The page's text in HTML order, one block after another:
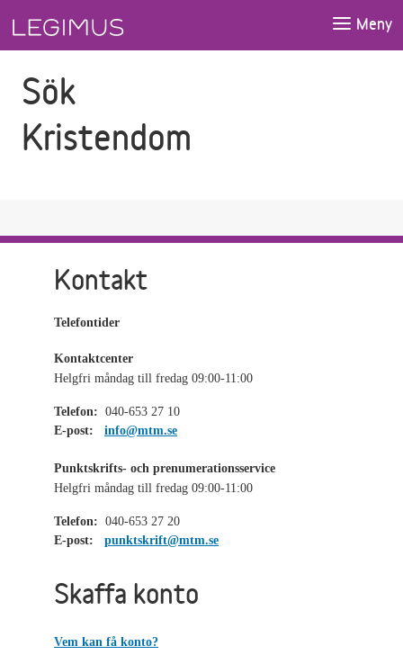
Meny
Sök
Kristendom
Kontakt
Telefontider
Kontaktcenter
Helgfri måndag till fredag 09:00-11:00
Telefon: 040-653 27 10
E-post:
info@mtm.se
Punktskrifts- och prenumerationsservice
Helgfri måndag till fredag 09:00-11:00
Telefon: 040-653 27 20
E-post:
punktskrift@mtm.se
Skaffa konto
Vem kan få konto?